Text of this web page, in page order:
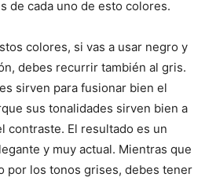
de cada uno de esto colores.
colores, si vas a usar negro y
debes recurrir también al gris.
sirven para fusionar bien el
sus tonalidades sirven bien a
contraste. El resultado es un
y muy actual. Mientras que
por los tonos grises, debes tener